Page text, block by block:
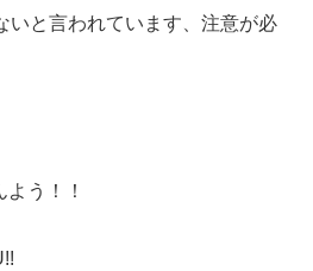
いと言われています、注意が必
う！！